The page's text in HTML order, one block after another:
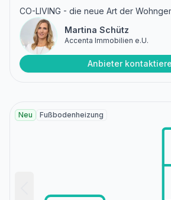
CO-LIVING - die neue Art der
Martina Schütz
Accenta Immobilien e.U.
Anbieter
Neu Fußbodenheizung